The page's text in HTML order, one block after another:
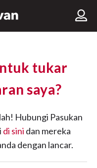
tukar
saya?
Hubungi Pasukan
di sini dan mereka
dengan lancar.